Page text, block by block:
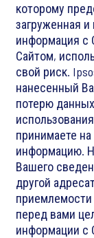
которому
загруженная
информация с
Сайтом,
свой риск.
нанесенный
потерю данных
принимаете
информацию.
Вашего
другой
перед вами
информации с